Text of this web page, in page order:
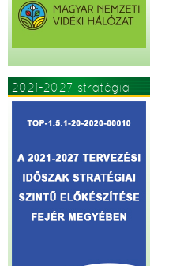
2021-2027 stratégia